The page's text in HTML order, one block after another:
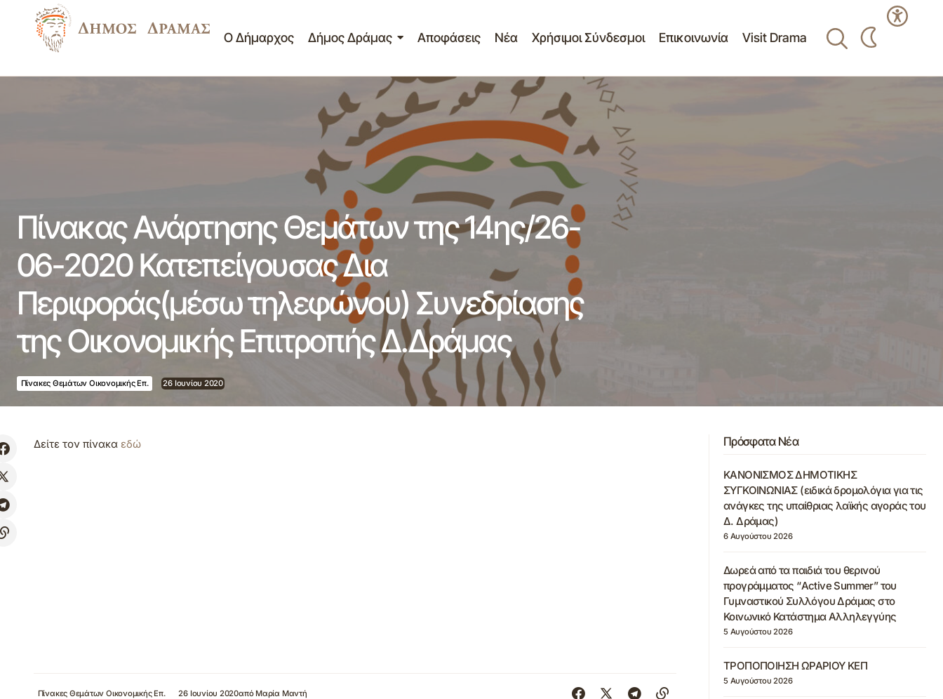
Ο Δήμαρχος Δήμος Δράμας Αποφάσεις Νέα Χρήσιμοι Σύνδεσμοι Επικοινωνία Visit Drama
Πίνακας Ανάρτησης Θεμάτων της 14ης/26-06-2020 Κατεπείγουσας Δια
Περιφοράς(μέσω τηλεφώνου) Συνεδρίασης της Οικονομικής Επιτροπής
Δ.Δράμας
Πίνακας Ανάρτησης Θεμάτων της 14ης/26-
06-2020 Κατεπείγουσας Δια
Περιφοράς(μέσω τηλεφώνου) Συνεδρίασης
της Οικονομικής Επιτροπής Δ.Δράμας
Πίνακες Θεμάτων Οικονομικής Επ. 26 Ιουνίου 2020
Δείτε τον πίνακα εδώ
Πίνακες Θεμάτων Οικονομικής Επ. 26 Ιουνίου 2020από Μαρία Μαντή
Πρόσφατα Νέα
ΚΑΝΟΝΙΣΜΟΣ ΔΗΜΟΤΙΚΗΣ
ΣΥΓΚΟΙΝΩΝΙΑΣ (ειδικά δρομολόγια για τις
ανάγκες της υπαίθριας λαϊκής αγοράς του
Δ. Δράμας)
6 Αυγούστου 2026
Δωρεά από τα παιδιά του θερινού
προγράμματος “Active Summer” του
Γυμναστικού Συλλόγου Δράμας στο
Κοινωνικό Κατάστημα Αλληλεγγύης
5 Αυγούστου 2026
ΤΡΟΠΟΠΟΙΗΣΗ ΩΡΑΡΙΟΥ ΚΕΠ
5 Αυγούστου 2026